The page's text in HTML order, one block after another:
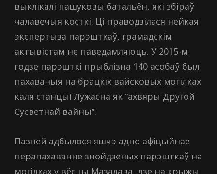
выклікалі пашуковы батальён, які збіраў
чалавечыя косткі. Ці праводзілася нейкая
экспертыза парэшткаў, грамадскім
актывістам не паведамляюць. У 2015-м
годзе парэшткі прыблізна 140 асобаў былі
пахаваныя на брацкіх вайсковых могілках
каля станцыі Лужасна як “ахвяры Другой
Сусветнай вайны”.
Пазней адбылося яшчэ адно афіцыйнае
перапахаванне знойдзеных парэшткаў на
могілках у вёсцы Мазалава, дзе на крыжы